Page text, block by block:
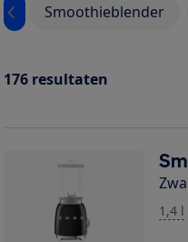
Smoothieblender
176 resultaten
1,4 l